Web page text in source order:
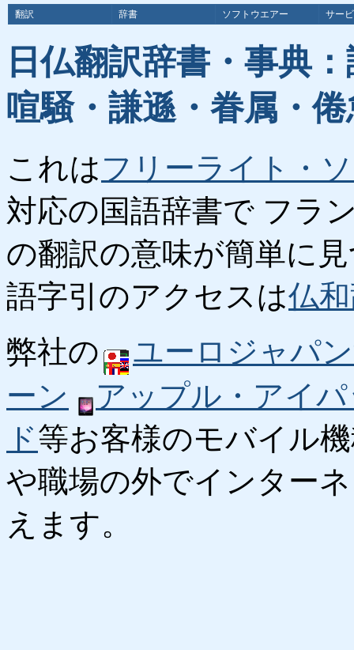
翻訳 辞書 ソフトウエアー サー
日仏翻訳辞書・事典
喧騒・謙遜・眷属・
これはフリーライト・
対応の国語辞書で フラ
の翻訳の意味が簡単に
語字引のアクセスは仏
弊社の
ユーロジャパ
ーン
アップル・アイ
ド等お客様のモバイル
や職場の外でインター
えます。